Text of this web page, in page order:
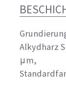
Alkydharz
μm,